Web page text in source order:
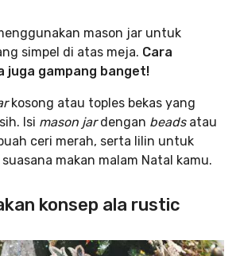
mason jar untuk
simpel di atas meja. Cara
juga gampang banget!
kosong atau toples bekas yang
Isi mason jardengan beads atau
ceri merah, serta lilin untuk
makan malam Natal kamu.
konsep ala rustic